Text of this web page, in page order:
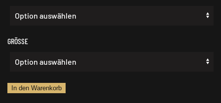
GRÖSSE
HART
In den Warenkorb